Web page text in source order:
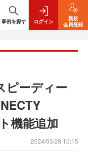
事例を探す ログイン
新規
会員登録
ピーディー
機能追加
2024/03/28 10:15